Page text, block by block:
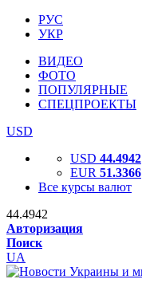
РУС
УКР
ВИДЕО
ФОТО
ПОПУЛЯРНЫЕ
СПЕЦПРОЕКТЫ
USD
USD 44.4942
EUR 51.3366
Все курсы валют
44.4942
Авторизация
Поиск
UA